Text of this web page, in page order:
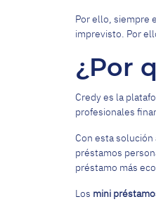
Por ello, siempre
imprevisto. Por
¿Por
Credy es la
profesionales
Con esta
préstamos
préstamo más
Los mini